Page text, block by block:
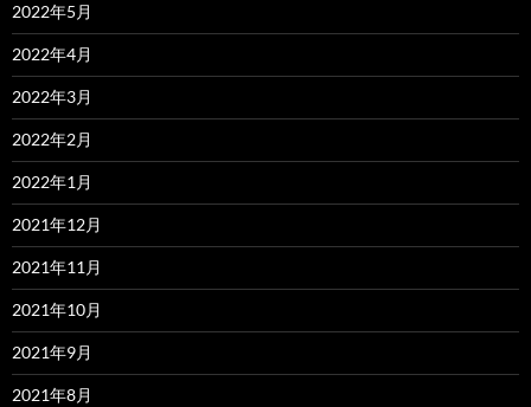
2022年5月
2022年4月
2022年3月
2022年2月
2022年1月
2021年12月
2021年11月
2021年10月
2021年9月
2021年8月